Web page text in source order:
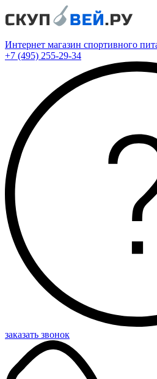
Интернет магазин спортивного
+7 (495) 255-29-34
заказать звонок